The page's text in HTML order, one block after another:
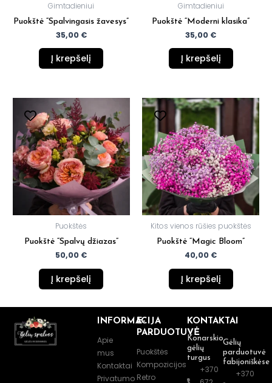
Gimtadieniui
Puokštė “Spalvingasis žavesys”
35,00 €
Į krepšelį
Gimtadieniui
Puokštė “Moderni klasika”
35,00 €
Į krepšelį
Puokštės
Puokštė “Spalvų džiazas”
50,00 €
Į krepšelį
Kitos vienos rūšies puokštės
Puokštė “Magic Bloom”
40,00 €
Į krepšelį
INFORMACIJA
Apie
mus
Kontaktai
Privatumo
E-
PARDUOTUVĖ
Puokštės
Kompozicijos
Retro
KONTAKTAI
Konarskio
gėlių
turgus
+370
Gėlių
parduotuvė
fabijoniškėse
+370